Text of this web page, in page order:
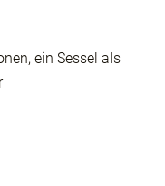
ein Sessel als